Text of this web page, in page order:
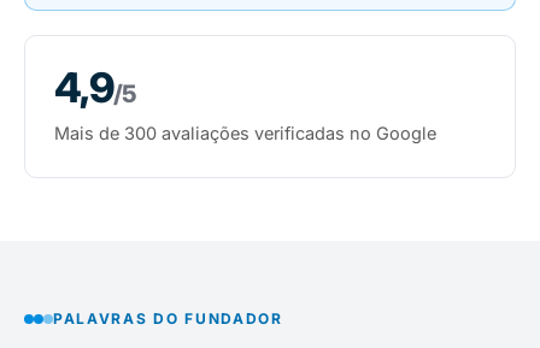
4,9/5
Mais de 300 avaliações verificadas no Google
PALAVRAS DO FUNDADOR